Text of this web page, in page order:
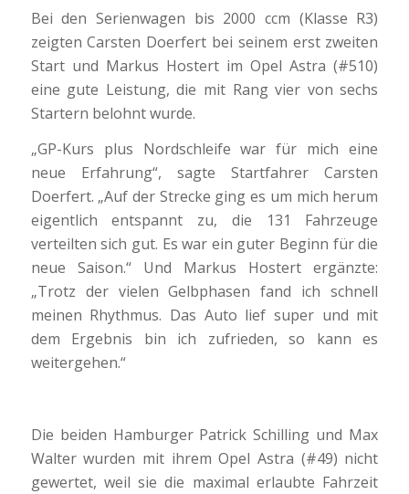
Bei den Serienwagen bis 2000 ccm (Klasse R3)
zeigten Carsten Doerfert bei seinem erst zweiten
Start und Markus Hostert im Opel Astra (#510)
eine gute Leistung, die mit Rang vier von sechs
Startern belohnt wurde.
„GP-Kurs plus Nordschleife war für mich eine
neue Erfahrung“, sagte Startfahrer Carsten
Doerfert. „Auf der Strecke ging es um mich herum
eigentlich entspannt zu, die 131 Fahrzeuge
verteilten sich gut. Es war ein guter Beginn für die
neue Saison.“ Und Markus Hostert ergänzte:
„Trotz der vielen Gelbphasen fand ich schnell
meinen Rhythmus. Das Auto lief super und mit
dem Ergebnis bin ich zufrieden, so kann es
weitergehen.“
Die beiden Hamburger Patrick Schilling und Max
Walter wurden mit ihrem Opel Astra (#49) nicht
gewertet, weil sie die maximal erlaubte Fahrzeit